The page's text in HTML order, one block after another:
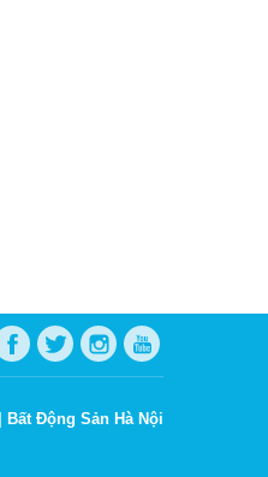
Bất Động Sản Hà Nội